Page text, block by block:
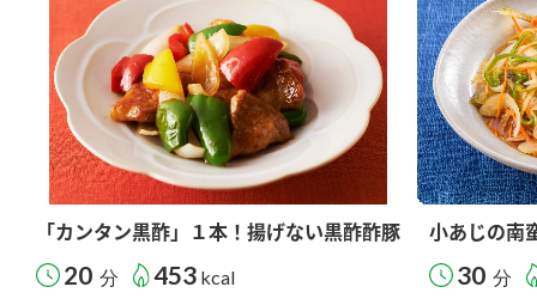
「カンタン黒酢」１本！揚げない黒酢酢豚
20 分 453 kcal
小あじの南
30 分